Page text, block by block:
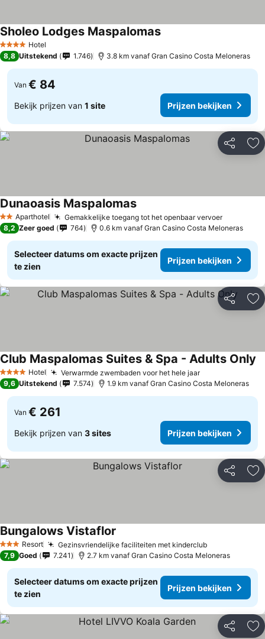
4 SterrenHotel
Sholeo Lodges MaspalomasPrijzen bekijken
8,8 Uitstekend 1.746 3.8 km vanaf Gran Casino Costa Meloneras
Van € 84
Bekijk prijzen van 1 site Prijzen bekijken
Delen
2 SterrenAparthotel Gemakkelijke toegang tot het openbaar vervoerPrijzen
Dunaoasis MaspalomasPrijzen bekijken
8,2 Zeer goed 764 0.6 km vanaf Gran Casino Costa Meloneras
Selecteer datums om exacte prijzen
te zien
Prijzen bekijken
Delen
4 SterrenHotel Verwarmde zwembaden voor het hele jaarPrijzen
Club Maspalomas Suites & Spa - Adults Only
9,6 Uitstekend 7.574 1.9 km vanaf Gran Casino Costa Meloneras
Van € 261
Bekijk prijzen van 3 sites Prijzen bekijken
Delen
3 SterrenResort Gezinsvriendelijke faciliteiten met kinderclubPrijzen
Bungalows Vistaflor
7,9 Goed 7.241 2.7 km vanaf Gran Casino Costa Meloneras
Selecteer datums om exacte prijzen
te zien
Prijzen bekijken
Delen